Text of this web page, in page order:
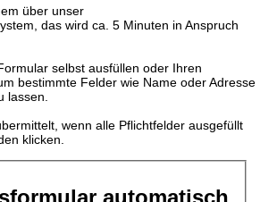
über unser
das wird ca. 5 Minuten in Anspruch
selbst ausfüllen oder Ihren
bestimmte Felder wie Name oder Adresse
lassen.
wenn alle Pflichtfelder ausgefüllt
klicken.
automatisch